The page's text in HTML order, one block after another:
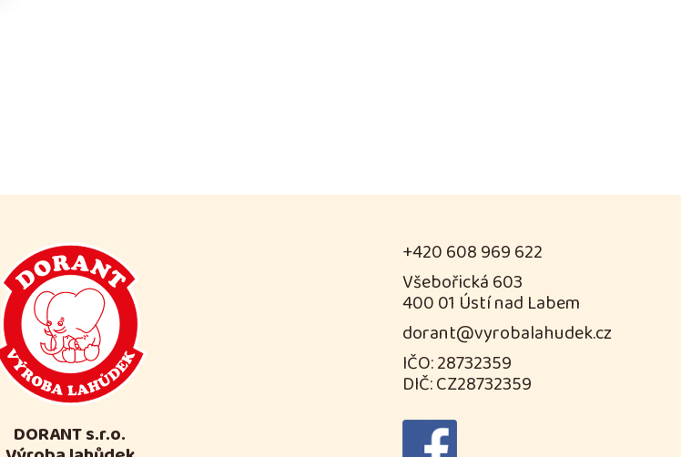
DORANT s.r.o.
+420 608 969 622
Všebořická 603
400 01 Ústí nad Labem
dorant@vyrobalahudek.cz
IČO: 28732359
DIČ: CZ28732359